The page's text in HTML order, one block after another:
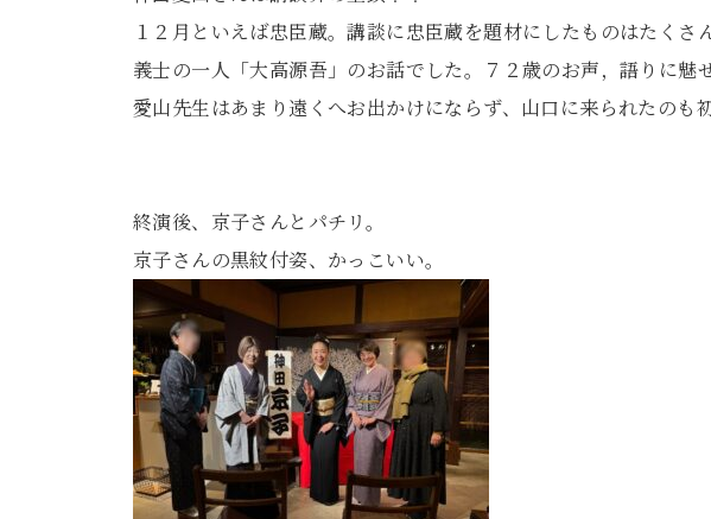
１２月といえば忠臣蔵。講談に忠臣蔵を題材にしたものはたく
義士の一人「大高源吾」のお話でした。７２歳のお声，語りに魅
愛山先生はあまり遠くへお出かけにならず、山口に来られたのも
終演後、京子さんとパチリ。
京子さんの黒紋付姿、かっこいい。